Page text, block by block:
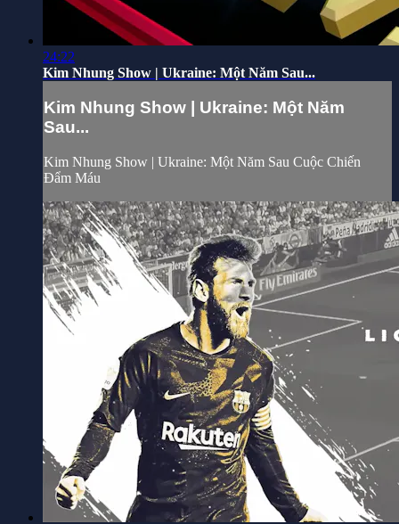
24:22
Kim Nhung Show | Ukraine: Một Năm Sau...
Kim Nhung Show | Ukraine: Một Năm
Sau...
Kim Nhung Show | Ukraine: Một Năm Sau Cuộc Chiến
Đẩm Máu